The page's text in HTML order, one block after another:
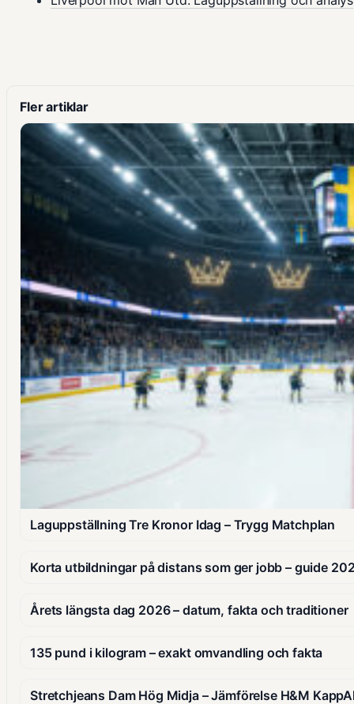
Fler artiklar
Laguppställning Tre Kronor Idag – Trygg Matchplan
Korta utbildningar på distans som ger jobb – guide
Årets längsta dag 2026 – datum, fakta och traditioner
135 pund i kilogram – exakt omvandling och fakta
Stretchjeans Dam Hög Midja – Jämförelse H&M